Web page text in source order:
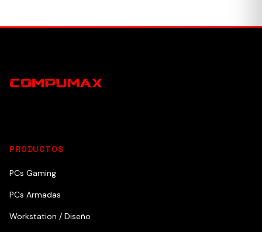
PRODUCTOS
PCs Gaming
PCs Armadas
Workstation / Diseño